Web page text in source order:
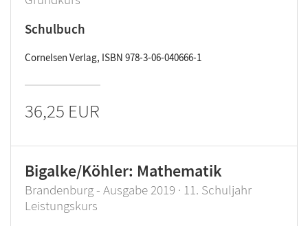
Schulbuch
Cornelsen Verlag, ISBN 978-3-06-040666-1
36,25 EUR
Bigalke/Köhler: Mathematik
Brandenburg - Ausgabe 2019 · 11. Schuljahr
Leistungskurs